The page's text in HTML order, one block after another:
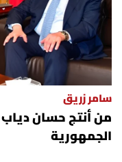
سامر زريق
من أنتج حسان دياب
الجمهورية